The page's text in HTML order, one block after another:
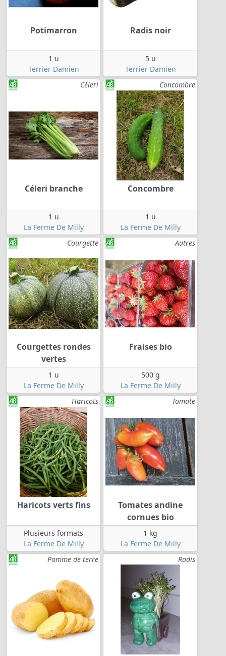
Potimarron
1 u
Terrier Damien
Radis noir
5 u
Terrier Damien
Céleri
Céleri branche
1 u
La Ferme De Milly
Concombre
Concombre
1 u
La Ferme De Milly
Courgette
Courgettes rondes
vertes
1 u
La Ferme De Milly
Autres
Fraises bio
500 g
La Ferme De Milly
Haricots
Haricots verts fins
Plusieurs formats
La Ferme De Milly
Tomate
Tomates andine
cornues bio
1 kg
La Ferme De Milly
Pomme de terre
Radis